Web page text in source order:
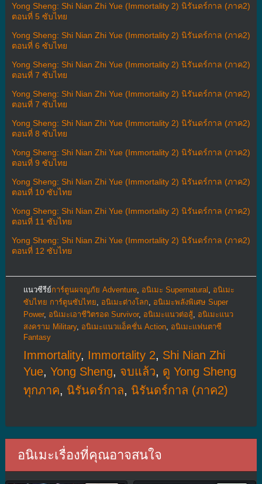
Yong Sheng: Shi Nian Zhi Yue (Immortality 2) นิรันดร์กาล (ภาค2)
ตอนที่ 5 ซับไทย
Yong Sheng: Shi Nian Zhi Yue (Immortality 2) นิรันดร์กาล (ภาค2)
ตอนที่ 6 ซับไทย
Yong Sheng: Shi Nian Zhi Yue (Immortality 2) นิรันดร์กาล (ภาค2)
ตอนที่ 7 ซับไทย
Yong Sheng: Shi Nian Zhi Yue (Immortality 2) นิรันดร์กาล (ภาค2)
ตอนที่ 7 ซับไทย
Yong Sheng: Shi Nian Zhi Yue (Immortality 2) นิรันดร์กาล (ภาค2)
ตอนที่ 8 ซับไทย
Yong Sheng: Shi Nian Zhi Yue (Immortality 2) นิรันดร์กาล (ภาค2)
ตอนที่ 9 ซับไทย
Yong Sheng: Shi Nian Zhi Yue (Immortality 2) นิรันดร์กาล (ภาค2)
ตอนที่ 10 ซับไทย
Yong Sheng: Shi Nian Zhi Yue (Immortality 2) นิรันดร์กาล (ภาค2)
ตอนที่ 11 ซับไทย
Yong Sheng: Shi Nian Zhi Yue (Immortality 2) นิรันดร์กาล (ภาค2)
ตอนที่ 12 ซับไทย
แนวซีรีย์การ์ตูนผจญภัย Adventure, อนิเมะ Supernatural
อนิเมะ
ซับไทย การ์ตูนซับไทย
อนิเมะต่างโลก
อนิเมะพลังพิเศษ Super
Power, อนิเมะเอาชีวิตรอด Survivor, อนิเมะแนวต่อสู้, อนิเมะแนว
สงคราม Military, อนิเมะแนวแอ็คชั่น Action, อนิเมะแฟนตาซี
Fantasy
Immortality, Immortality 2, Shi Nian Zhi
Yue, Yong Sheng, จบแล้ว, ดู Yong Sheng
ทุกภาค, นิรันดร์กาล, นิรันดร์กาล (ภาค2)
อนิเมะเรื่องที่คุณอาจสนใจ